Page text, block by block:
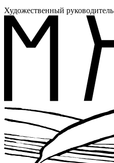
Художественный руководитель